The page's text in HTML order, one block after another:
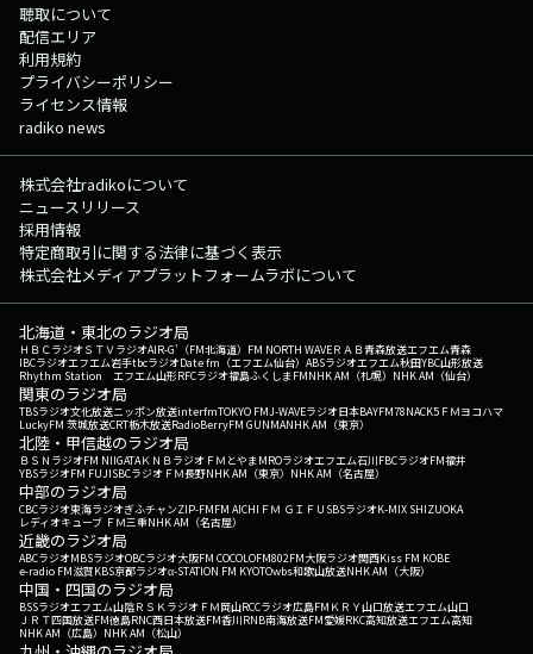
聴取について
配信エリア
利用規約
プライバシーポリシー
ライセンス情報
radiko news
株式会社radikoについて
ニュースリリース
採用情報
特定商取引に関する法律に基づく表示
株式会社メディアプラットフォームラボについて
北海道・東北のラジオ局
ＨＢＣラジオＳＴＶラジオAIR-G'（FM北海道） FM NORTH WAVEＲＡＢ青森放送エフエム青森
IBCラジオエフエム岩手tbcラジオDate fm（エフエム仙台） ABSラジオエフエム秋田YBC山形放送
Rhythm Station エフエム山形RFCラジオ福島ふくしまFMNHK AM（札幌） NHK AM（仙台）
関東のラジオ局
TBSラジオ文化放送ニッポン放送interfmTOKYO FMJ-WAVEラジオ日本BAYFM78NACK5 ＦＭヨコハマ
LuckyFM 茨城放送CRT栃木放送RadioBerryFM GUNMANHK AM（東京）
北陸・甲信越のラジオ局
ＢＳＮラジオFM NIIGATAＫＮＢラジオ ＦＭとやまMROラジオエフエム石川FBCラジオFM福井
YBSラジオFM FUJISBCラジオ ＦＭ長野NHK AM（東京） NHK AM（名古屋）
中部のラジオ局
CBCラジオ東海ラジオぎふチャンZIP-FMFM AICHI ＦＭ ＧＩＦＵ SBSラジオK-MIX SHIZUOKA
レディオキューブ ＦＭ三重NHK AM（名古屋）
近畿のラジオ局
ABCラジオMBSラジオOBCラジオ大阪FM COCOLOFM802FM大阪ラジオ関西Kiss FM KOBE
e-radio FM滋賀KBS京都ラジオα-STATION FM KYOTOwbs和歌山放送NHK AM（大阪）
中国・四国のラジオ局
BSSラジオエフエム山陰ＲＳＫラジオ ＦＭ岡山RCCラジオ広島FM ＫＲＹ山口放送エフエム山口
ＪＲＴ四国放送FM徳島RNC西日本放送FM香川RNB南海放送FM愛媛RKC高知放送エフエム高知
NHK AM（広島） NHK AM（松山）